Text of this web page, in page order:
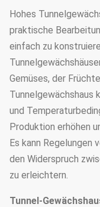
Hohes
praktische
einfach zu
Gemüses, der
Tunnelgewächshaus
und
Produktion erhöhen
Es kann Regelungen
den Widerspruch
zu erleichtern.
Tunnel-